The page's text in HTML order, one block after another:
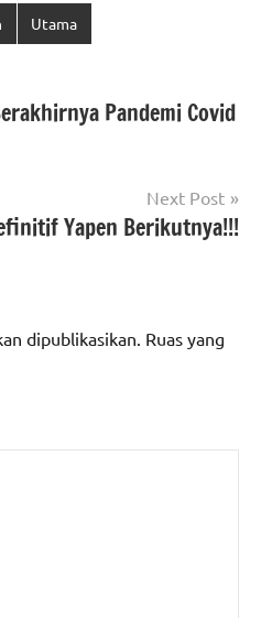
Utama
Pandemi Covid
Next Post
Yapen Berikutnya!!!
dipublikasikan. Ruas yang